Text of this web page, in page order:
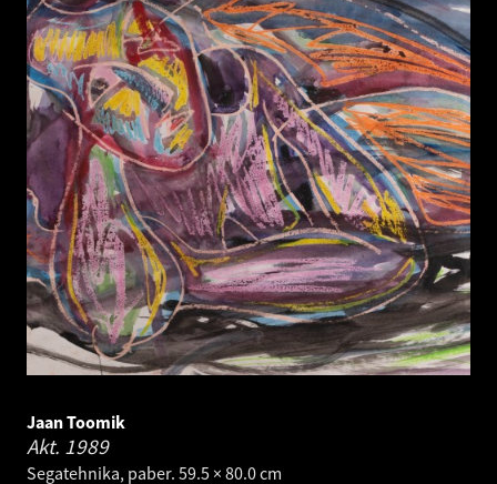
Jaan Toomik
Akt. 1989
Segatehnika, paber. 59.5 × 80.0 cm